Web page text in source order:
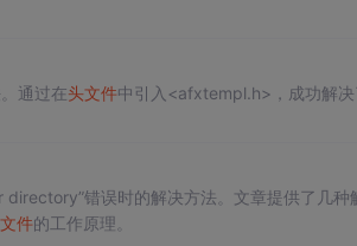
通过在头文件中引入<afxtempl.h>，成功解决
错误时的解决方法。文章提供了几种
件的工作原理。